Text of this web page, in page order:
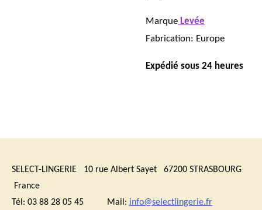
Marque Levée
Fabrication: Europe
Expédié sous 24 heures
SELECT-LINGERIE 10 rue Albert Sayet 67200 STRASBOURG
France
Tél: 03 88 28 05 45 Mail: info@selectlingerie.fr